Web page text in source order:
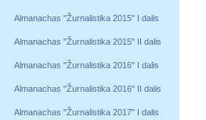
Almanachas "Žurnalistika 2015" I dalis
Almanachas "Žurnalistika 2015" II dalis
Almanachas "Žurnalistika 2016" I dalis
Almanachas "Žurnalistika 2016" II dalis
Almanachas "Žurnalistika 2017" I dalis